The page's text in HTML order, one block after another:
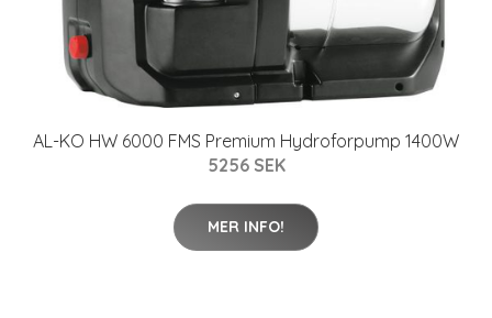
AL-KO HW 6000 FMS Premium Hydroforpump 1400W
5256 SEK
MER INFO!